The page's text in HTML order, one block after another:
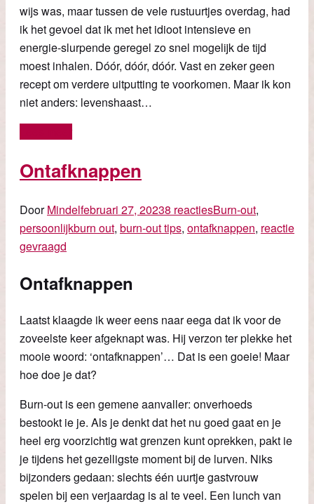
wijs was, maar tussen de vele rustuurtjes overdag, had
ik het gevoel dat ik met het idioot intensieve en
energie-slurpende geregel zo snel mogelijk de tijd
moest inhalen. Dóór, dóór, dóór. Vast en zeker geen
recept om verdere uitputting te voorkomen. Maar ik kon
niet anders: levenshaast…
Ontafknappen
DoorMindelfebruari 27, 20238 reactiesBurn-out,
persoonlijkburn out, burn-out tips, ontafknappen, reactie
gevraagd
Ontafknappen
Laatst klaagde ik weer eens naar eega dat ik voor de
zoveelste keer afgeknapt was. Hij verzon ter plekke het
mooie woord: ‘ontafknappen’… Dat is een goeie! Maar
hoe doe je dat?
Burn-out is een gemene aanvaller: onverhoeds
bestookt ie je. Als je denkt dat het nu goed gaat en je
heel erg voorzichtig wat grenzen kunt oprekken, pakt ie
je tijdens het gezelligste moment bij de lurven. Niks
bijzonders gedaan: slechts één uurtje gastvrouw
spelen bij een verjaardag is al te veel. Een lunch van